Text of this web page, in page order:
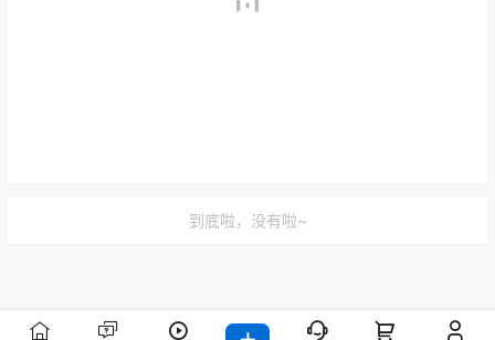
到底啦，没有啦~